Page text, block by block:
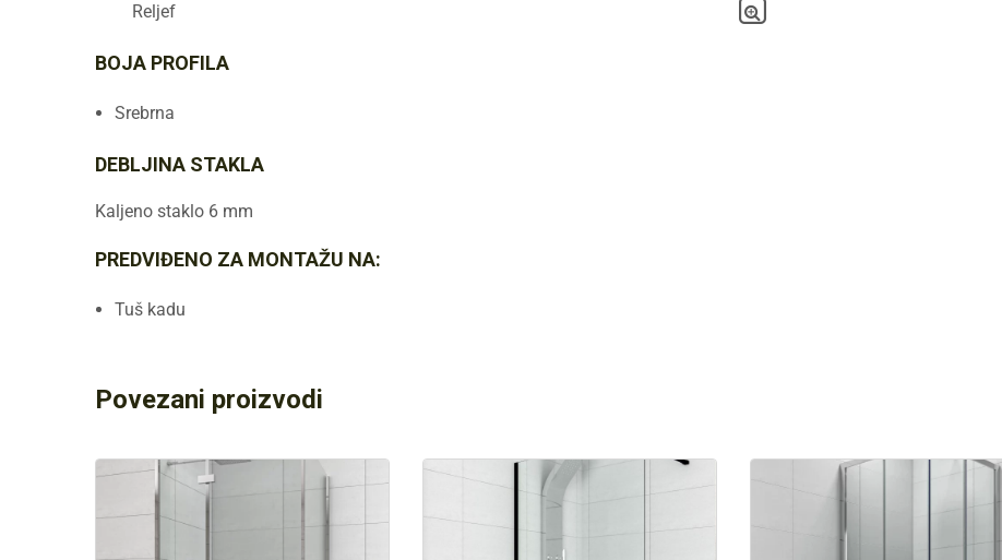
Reljef
BOJA PROFILA
Srebrna
DEBLJINA STAKLA
Kaljeno staklo 6 mm
PREDVIĐENO ZA MONTAŽU NA:
Tuš kadu
Povezani proizvodi